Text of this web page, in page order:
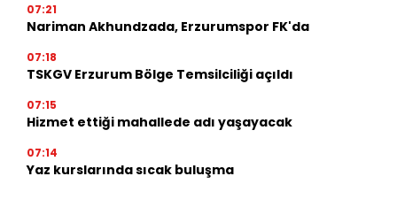
07:21
Nariman Akhundzada, Erzurumspor FK'da
07:18
TSKGV Erzurum Bölge Temsilciliği açıldı
07:15
Hizmet ettiği mahallede adı yaşayacak
07:14
Yaz kurslarında sıcak buluşma